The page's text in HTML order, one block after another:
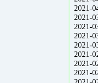
2021-
2021-
2021-
2021-
2021-
2021-
2021-
2021-